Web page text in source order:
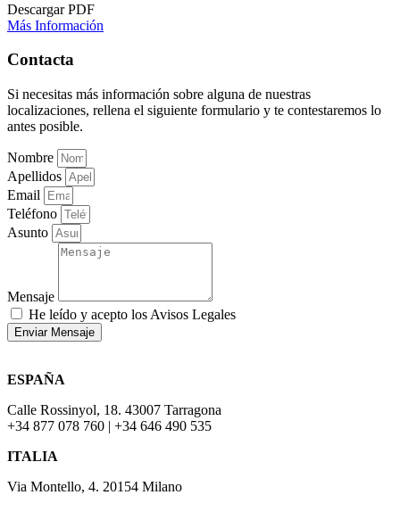
Descargar PDF
Más Información
Contacta
Si necesitas más información sobre alguna de nuestras
localizaciones, rellena el siguiente formulario y te contestaremos lo
antes posible.
Nombre
Apellidos
Email
Teléfono
Asunto
Mensaje
He leído y acepto los Avisos Legales
Enviar Mensaje
ESPAÑA
Calle Rossinyol, 18. 43007 Tarragona
+34 877 078 760 | +34 646 490 535
ITALIA
Via Montello, 4. 20154 Milano